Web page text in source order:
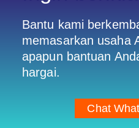
Bantu kami
memasarkan usaha
apapun bantuan
hargai.
Chat